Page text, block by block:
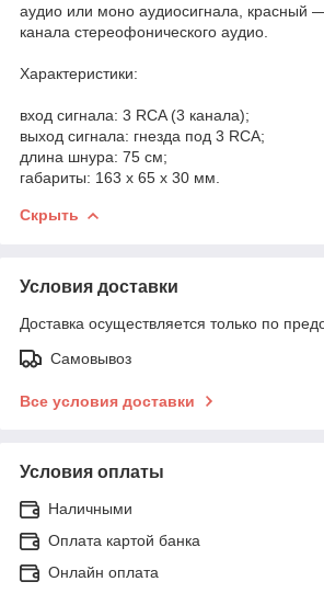
аудио или моно аудиосигнала, красный
канала стереофонического аудио.
Характеристики:
вход сигнала: 3 RCA (3 канала);
выход сигнала: гнезда под 3 RCA;
длина шнура: 75 см;
габариты: 163 х 65 х 30 мм.
Скрыть
Условия доставки
Доставка осуществляется только по
Самовывоз
Все условия доставки
Условия оплаты
Наличными
Оплата картой банка
Онлайн оплата